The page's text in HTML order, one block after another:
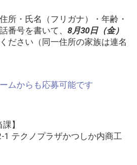
所・氏名（フリガナ）・年齢・
番号を書いて、 8月30日（金）
ださい（同一住所の家族は連名
ムからも応募可能です
】
テクノプラザかつしか内商工